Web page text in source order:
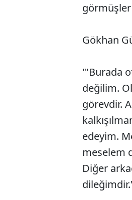
görmüşler
Gökhan
"'Burada
değilim.
görevdir.
edeyim.
meselem
Diğer